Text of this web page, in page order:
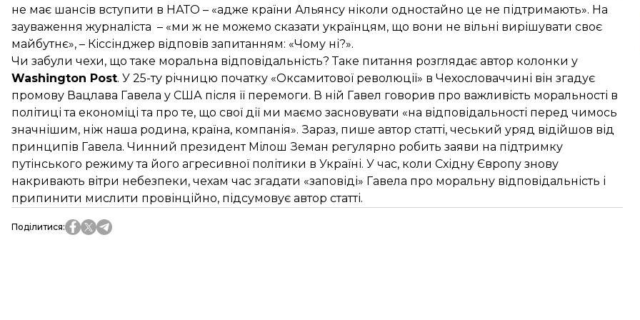
не має шансів вступити в НАТО – «адже країни Альянсу ніколи одностайно це не підтримають». На
зауваження журналіста – «ми ж не можемо сказати українцям, що вони не вільні вирішувати своє
майбутнє», – Кіссінджер відповів запитанням: «Чому ні?».
Чи забули чехи, що таке моральна відповідальність? Таке питання розглядає автор колонки у
Washington Post. У 25-ту річницю початку «Оксамитової революції» в Чехословаччині він згадує
промову Вацлава Гавела у США після її перемоги. В ній Гавел говорив про важливість моральності в
політиці та економіці та про те, що свої дії ми маємо засновувати «на відповідальності перед чимось
значнішим, ніж наша родина, країна, компанія». Зараз, пише автор статті, чеський уряд відійшов від
принципів Гавела. Чинний президент Мілош Земан регулярно робить заяви на підтримку
путінського режиму та його агресивної політики в Україні. У час, коли Східну Європу знову
накривають вітри небезпеки, чехам час згадати «заповіді» Гавела про моральну відповідальність і
припинити мислити провінційно, підсумовує автор статті.
Поділитися: